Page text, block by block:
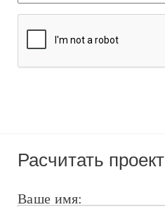
Расчитать проект
Ваше имя: